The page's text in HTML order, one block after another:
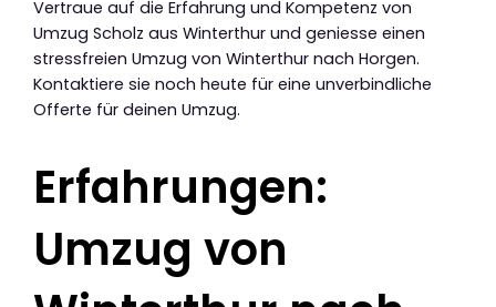
Vertraue auf die Erfahrung und Kompetenz von
Umzug Scholz aus Winterthur und geniesse einen
stressfreien Umzug von Winterthur nach Horgen.
Kontaktiere sie noch heute für eine unverbindliche
Offerte für deinen Umzug.
Erfahrungen:
Umzug von